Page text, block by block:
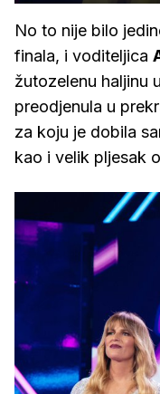
No to nije bilo
finala, i voditeljica
žutozelenu haljinu
preodjenula u
za koju je dobila
kao i velik pljesak